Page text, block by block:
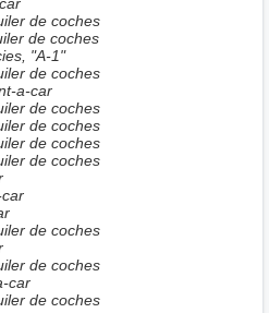
de coches
de coches
"A-1"
de coches
a-car
de coches
de coches
de coches
de coches
de coches
de coches
car
de coches